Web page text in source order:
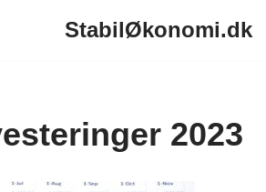
StabilØkonomi.dk
2023